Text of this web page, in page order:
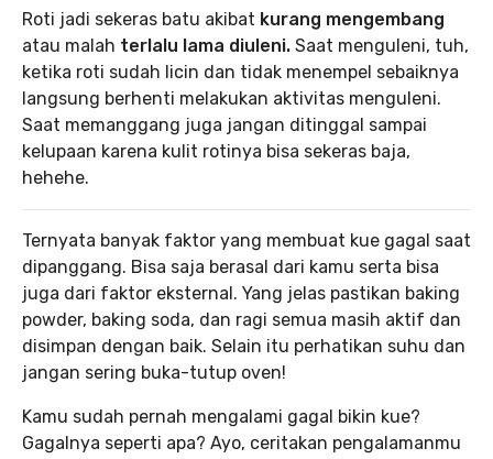
Roti jadi sekeras batu akibat kurang mengembang
atau malah terlalu lama diuleni. Saat menguleni, tuh,
ketika roti sudah licin dan tidak menempel sebaiknya
langsung berhenti melakukan aktivitas menguleni.
Saat memanggang juga jangan ditinggal sampai
kelupaan karena kulit rotinya bisa sekeras baja,
hehehe.
Ternyata banyak faktor yang membuat kue gagal saat
dipanggang. Bisa saja berasal dari kamu serta bisa
juga dari faktor eksternal. Yang jelas pastikan baking
powder, baking soda, dan ragi semua masih aktif dan
disimpan dengan baik. Selain itu perhatikan suhu dan
jangan sering buka-tutup oven!
Kamu sudah pernah mengalami gagal bikin kue?
Gagalnya seperti apa? Ayo, ceritakan pengalamanmu